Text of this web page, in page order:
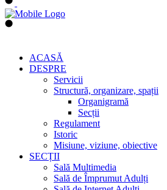
ACASĂ
DESPRE
Servicii
Structură, organizare, spații
Organigramă
Secții
Regulament
Istoric
Misiune, viziune, obiective
SECȚII
Sală Multimedia
Sală de Împrumut Adulți